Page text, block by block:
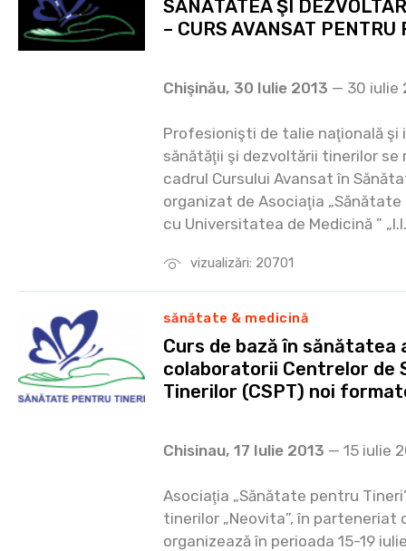
vizualizări: 20701
SĂNĂTATEA ŞI
– CURS AVANSAT PENTRU
Chişinău, 30 Iulie 2013 — 30 iulie
Profesionişti de talie naţională şi
sănătăţii şi dezvoltării tinerilor se
cadrul Cursului Avansat în
organizat de Asociaţia
cu Universitatea de Medicină ” „I.I.
sănătate & medicină
Curs de bază în
colaboratorii Centrelor de
Tinerilor (CSPT) noi
Chisinau, 17 Iulie 2013 — 15 iulie
Asociaţia „Sănătate pentru
tinerilor „Neovita”, în parteneriat
organizează în perioada 15-19